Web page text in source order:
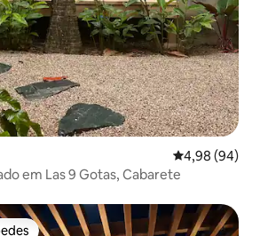
4,98 de uma
4,98 (94)
em Las 9 Gotas, Cabarete